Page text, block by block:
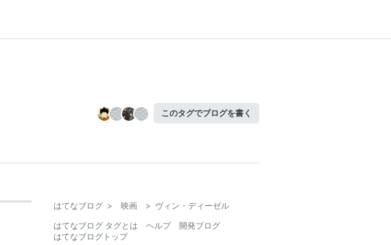
このタグでブログを書く
はてなブログ > 映画 > ヴィン・ディーゼル
はてなブログ タグとは
ヘルプ
開発ブログ
はてなブログトップ